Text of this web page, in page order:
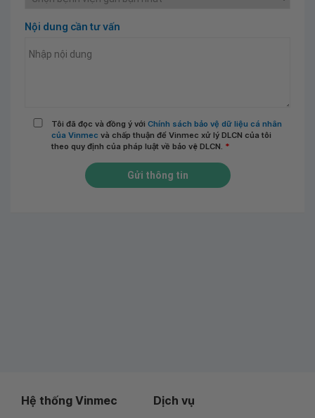
Nội dung cần tư vấn
Tôi đã đọc và đồng ý với Chính sách bảo vệ dữ liệu cá nhân
của Vinmec và chấp thuận để Vinmec xử lý DLCN của tôi
theo quy định của pháp luật về bảo vệ DLCN. *
Gửi thông tin
Hệ thống Vinmec Dịch vụ